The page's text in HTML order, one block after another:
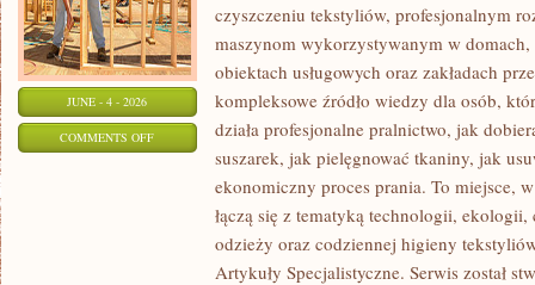
JUNE - 4 - 2026
COMMENTS OFFON
ARTYKUŁY
SPECJALISTYCZNE
czyszczeniu tekstyliów, profesjonalnym
maszynom wykorzystywanym w
obiektach usługowych oraz zakładach
kompleksowe źródło wiedzy dla osób,
działa profesjonalne pralnictwo, jak
suszarek, jak pielęgnować tkaniny, jak
ekonomiczny proces prania. To miejsce,
łączą się z tematyką technologii,
odzieży oraz codziennej higieny
Artykuły Specjalistyczne. Serwis został